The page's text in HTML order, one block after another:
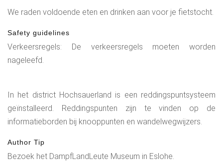
We raden voldoende eten en drinken aan voor je fietstocht.
Safety guidelines
Verkeersregels: De verkeersregels moeten worden
nageleefd.
In het district Hochsauerland is een reddingspuntsysteem
geïnstalleerd. Reddingspunten zijn te vinden op de
informatieborden bij knooppunten en wandelwegwijzers.
Author Tip
Bezoek het DampfLandLeute Museum in Eslohe.